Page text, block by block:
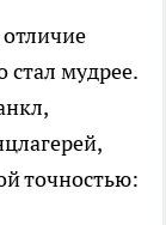
стал мудрее.
точностью: